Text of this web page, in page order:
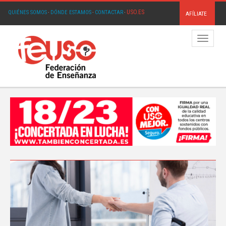
QUIÉNES SOMOS· DÓNDE ESTAMOS· CONTACTAR· USO.ES AFÍLIATE
Menú